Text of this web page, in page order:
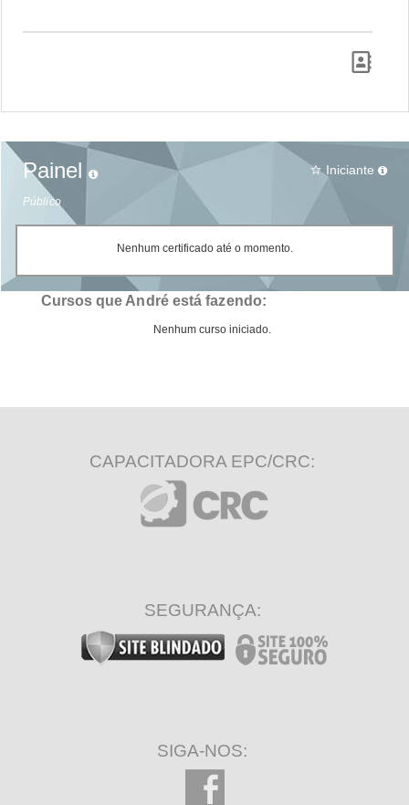
Painel
Público
star_border Iniciante
Nenhum certificado até o momento.
Cursos que André está fazendo:
Nenhum curso iniciado.
CAPACITADORA EPC/CRC:
SEGURANÇA:
SIGA-NOS: